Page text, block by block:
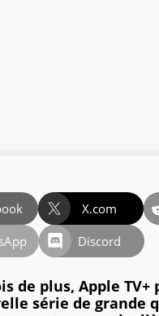
X.com
Discord
de plus, Apple TV+
série de grande